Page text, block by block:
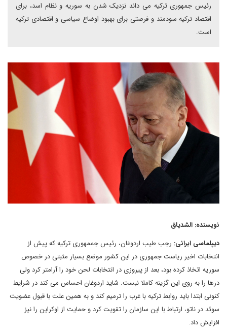
رئیس جمهوری ترکیه می داند نزدیک شدن به سوریه و نظام اسد، برای
اقتصاد ترکیه سودمند و فرصتی برای بهبود اوضاع سیاسی و اقتصادی ترکیه
است.
نویسنده: الشدیاق
دیپلماسی ایرانی: رجب طیب اردوغان، رئیس جممهوری ترکیه که پیش از
انتخابات اخیر ریاست جمهوری در این کشور موضع بسیار مثبتی در خصوص
سوریه اتخاذ کرده بود، بعد از پیروزی در انتخابات لحن خود را آرامتر کرد ولی
درها را به روی این گزینه کاملا نبست. شاید اردوغان احساس می کند در شرایط
کنونی ابتدا باید روابط ترکیه با غرب را ترمیم کند و به همین علت با قبول عضویت
سوئد در ناتو، ارتباط با این سازمان را تقویت کرد و حمایت از اوکراین را نیز
افزایش داد.